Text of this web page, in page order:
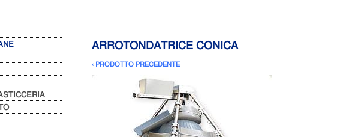
ARROTONDATRICE CONICA
‹ PRODOTTO PRECEDENTE